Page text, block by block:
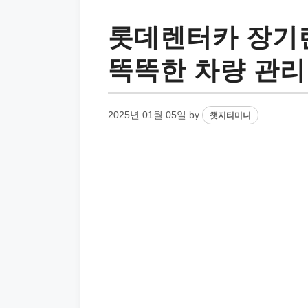
롯데렌터카 장
똑똑한 차량 관
2025년 01월 05일 by 챗지티미니